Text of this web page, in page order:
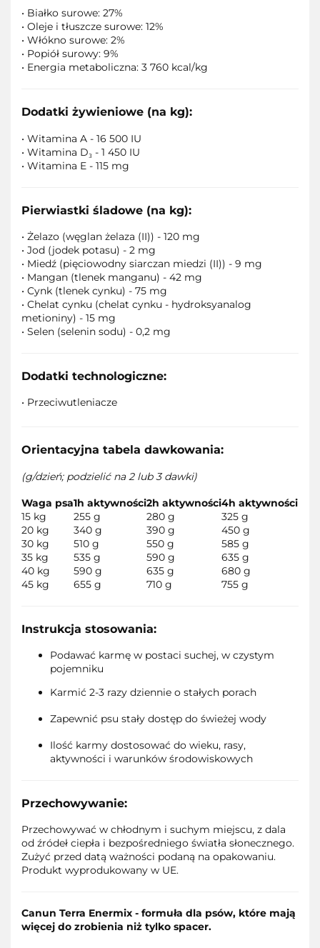
• Białko surowe: 27%
• Oleje i tłuszcze surowe: 12%
• Włókno surowe: 2%
• Popiół surowy: 9%
• Energia metaboliczna: 3 760 kcal/kg
Dodatki żywieniowe (na kg):
• Witamina A - 16 500 IU
• Witamina D₃ - 1 450 IU
• Witamina E - 115 mg
Pierwiastki śladowe (na kg):
• Żelazo (węglan żelaza (II)) - 120 mg
• Jod (jodek potasu) - 2 mg
• Miedź (pięciowodny siarczan miedzi (II)) - 9 mg
• Mangan (tlenek manganu) - 42 mg
• Cynk (tlenek cynku) - 75 mg
• Chelat cynku (chelat cynku - hydroksyanalog
metioniny) - 15 mg
• Selen (selenin sodu) - 0,2 mg
Dodatki technologiczne:
• Przeciwutleniacze
Orientacyjna tabela dawkowania:
(g/dzień; podzielić na 2 lub 3 dawki)
Waga psa1h aktywności2h aktywności4h aktywności
15 kg
255 g 280 g
325 g
20 kg
340 g 390 g
450 g
30 kg
510 g 550 g
585 g
35 kg
535 g 590 g
635 g
40 kg
590 g 635 g
680 g
45 kg
655 g 710 g 755 g
Instrukcja stosowania:
Podawać karmę w postaci suchej, w czystym
pojemniku
Karmić 2-3 razy dziennie o stałych porach
Zapewnić psu stały dostęp do świeżej wody
Ilość karmy dostosować do wieku, rasy,
aktywności i warunków środowiskowych
Przechowywanie:
Przechowywać w chłodnym i suchym miejscu, z dala
od źródeł ciepła i bezpośredniego światła słonecznego.
Zużyć przed datą ważności podaną na opakowaniu.
Produkt wyprodukowany w UE.
Canun Terra Enermix - formuła dla psów, które mają
więcej do zrobienia niż tylko spacer.